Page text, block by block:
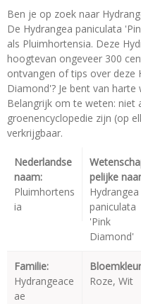
Ben je op zoek naar
De Hydrangea paniculata
als Pluimhortensia. Deze
hoogtevan ongeveer 300
ontvangen of tips over deze
Diamond'? Je bent van
Belangrijk om te weten: niet
groenencyclopedie zijn (op
verkrijgbaar.
Nederlandse
naam:
Pluimhortens
ia
pelijke
Hydrangea
paniculata
'Pink
Diamond'
Familie:
Hydrangeace
ae
Roze, Wit